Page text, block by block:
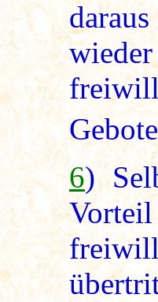
6)
Vorteil